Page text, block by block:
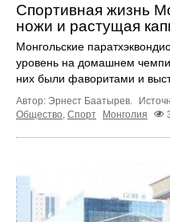
Спортивная жизнь
ножи и растущая
Монгольские
уровень на домашнем
них были фаворитами и
Автор: Эрнест Баатырев.
Общество Спорт Монголия